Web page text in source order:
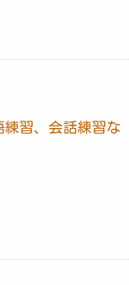
習、会話練習な